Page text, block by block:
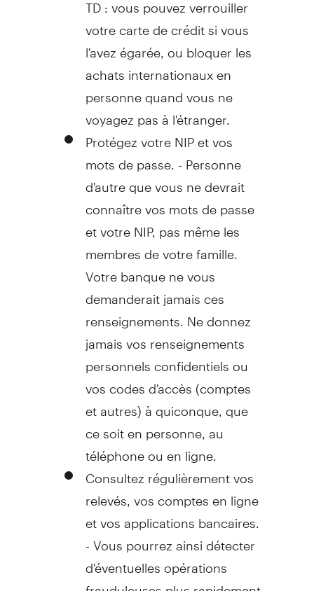
votre carte de crédit si vous
l'avez égarée, ou bloquer les
achats internationaux en
personne quand vous ne
voyagez pas à l'étranger.
Protégez votre NIP et vos
mots de passe. - Personne
d'autre que vous ne devrait
connaître vos mots de passe
et votre NIP, pas même les
membres de votre famille.
Votre banque ne vous
demanderait jamais ces
renseignements. Ne donnez
jamais vos renseignements
personnels confidentiels ou
vos codes d'accès (comptes
et autres) à quiconque, que
ce soit en personne, au
téléphone ou en ligne.
Consultez régulièrement vos
relevés, vos comptes en ligne
et vos applications bancaires.
- Vous pourrez ainsi détecter
d'éventuelles opérations
frauduleuses plus rapidement.